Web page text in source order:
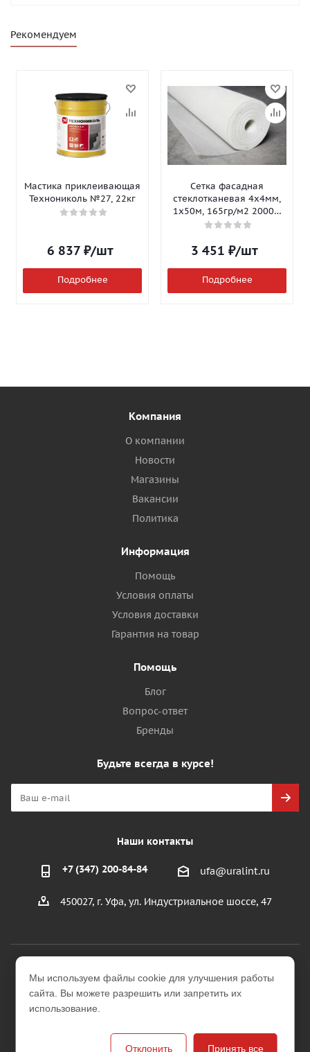
Рекомендуем
Мастика приклеивающая
Технониколь №27, 22кг
6 837₽/шт
Подробнее
Сетка фасадная
стеклотканевая 4х4мм,
1х50м, 165гр/м2 2000Н
Isomax-165
3 451 ₽/шт
Подробнее
Компания
О компании
Новости
Магазины
Вакансии
Политика
Информация
Помощь
Условия оплаты
Условия доставки
Гарантия на товар
Помощь
Блог
Вопрос-ответ
Бренды
Будьте всегда в курсе!
Наши контакты
+7 (347) 200-84-84 ufa@uralint.ru
450027, г. Уфа, ул. Индустриальное шоссе, 47
2026 © ООО "УралИнтерьер"
Интернет-магазин строительных и отделочных
Версия для печати
Мы используем файлы cookie для улучшения работы
сайта. Вы можете разрешить или запретить их
использование.
Отклонить Принять все